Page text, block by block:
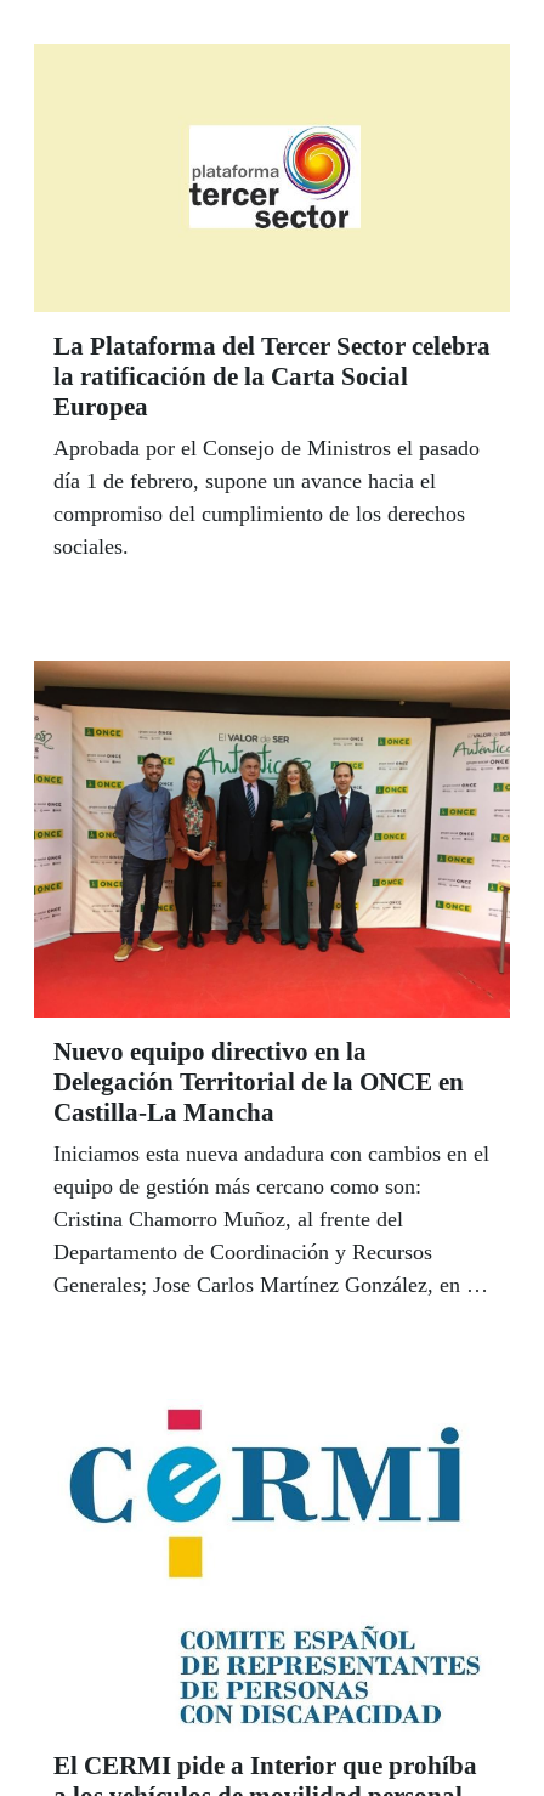
La Plataforma del Tercer Sector celebra
la ratificación de la Carta Social
Europea
Aprobada por el Consejo de Ministros el pasado
día 1 de febrero, supone un avance hacia el
compromiso del cumplimiento de los derechos
sociales.
Nuevo equipo directivo en la
Delegación Territorial de la ONCE en
Castilla-La Mancha
Iniciamos esta nueva andadura con cambios en el
equipo de gestión más cercano como son:
Cristina Chamorro Muñoz, al frente del
Departamento de Coordinación y Recursos
Generales; Jose Carlos Martínez González, en el
El CERMI pide a Interior que prohíba